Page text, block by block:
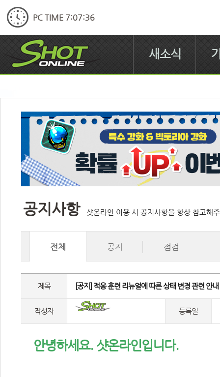
PC TIME 7:07:36
새소식
공지사항 샷온라인 이용 시 공지사항을 항상 참고해
전체 공지 점검
제목 [공지] 적응 훈련 리뉴얼에 따른 상태 변경 관련 안내
작성자 등록일
안녕하세요. 샷온라인입니다.